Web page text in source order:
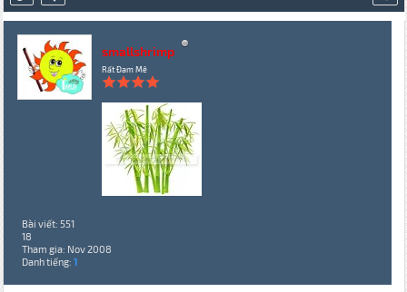
smallshrimp
Rất Đam Mê
Bài viết: 551
18
Tham gia: Nov 2008
Danh tiếng: 1